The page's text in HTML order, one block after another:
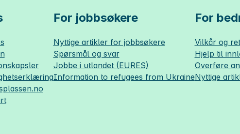
For jobbsøkere
Nyttige artikler for jobbsøkere
Spørsmål og svar
Jobbe i utlandet (EURES)
Information to refugees from Ukraine
For
Vilkår og
Hjelp til
Overføre
Nyttige